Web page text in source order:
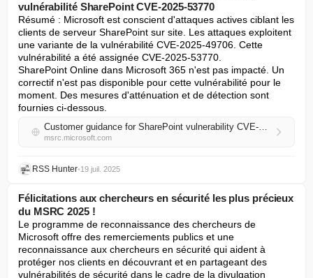
vulnérabilité SharePoint CVE-2025-53770
Résumé : Microsoft est conscient d'attaques actives ciblant les
clients de serveur SharePoint sur site. Les attaques exploitent
une variante de la vulnérabilité CVE-2025-49706. Cette
vulnérabilité a été assignée CVE-2025-53770.
SharePoint Online dans Microsoft 365 n'est pas impacté. Un
correctif n'est pas disponible pour cette vulnérabilité pour le
moment. Des mesures d'atténuation et de détection sont
fournies ci-dessous.
Customer guidance for SharePoint vulnerability CVE-2025-53770
msrc.microsoft.com
RSS Hunter•19 juil. 2025
Félicitations aux chercheurs en sécurité les plus précieux
du MSRC 2025 !
Le programme de reconnaissance des chercheurs de
Microsoft offre des remerciements publics et une
reconnaissance aux chercheurs en sécurité qui aident à
protéger nos clients en découvrant et en partageant des
vulnérabilités de sécurité dans le cadre de la divulgation